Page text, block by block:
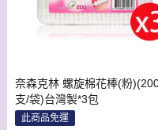
奈森克林 螺旋棉花棒(粉
支/袋)台灣製*3包
此商品免運